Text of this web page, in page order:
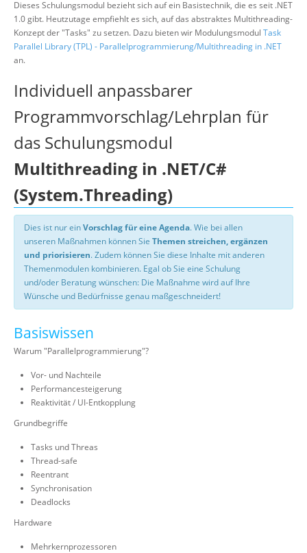
Dieses Schulungsmodul bezieht sich auf ein Basistechnik, die es seit .NET
1.0 gibt. Heutzutage empfiehlt es sich, auf das abstraktes Multithreading-
Konzept der "Tasks" zu setzen. Dazu bieten wir Modulungsmodul Task
Parallel Library (TPL) - Parallelprogrammierung/Multithreading in .NET
an.
Individuell anpassbarer
Programmvorschlag/Lehrplan für
das Schulungsmodul
Multithreading in .NET/C#
(System.Threading)
Dies ist nur einVorschlag für eine Agenda. Wie bei allen
unseren Maßnahmen können Sie Themen streichen, ergänzen
und priorisieren. Zudem können Sie diese Inhalte mit anderen
Themenmodulen kombinieren. Egal ob Sie eine Schulung
und/oder Beratung wünschen: Die Maßnahme wird auf Ihre
Wünsche und Bedürfnisse genau maßgeschneidert!
Basiswissen
Warum "Parallelprogrammierung"?
Vor- und Nachteile
Performancesteigerung
Reaktivität / UI-Entkopplung
Grundbegriffe
Tasks und Threas
Thread-safe
Reentrant
Synchronisation
Deadlocks
Hardware
Mehrkernprozessoren